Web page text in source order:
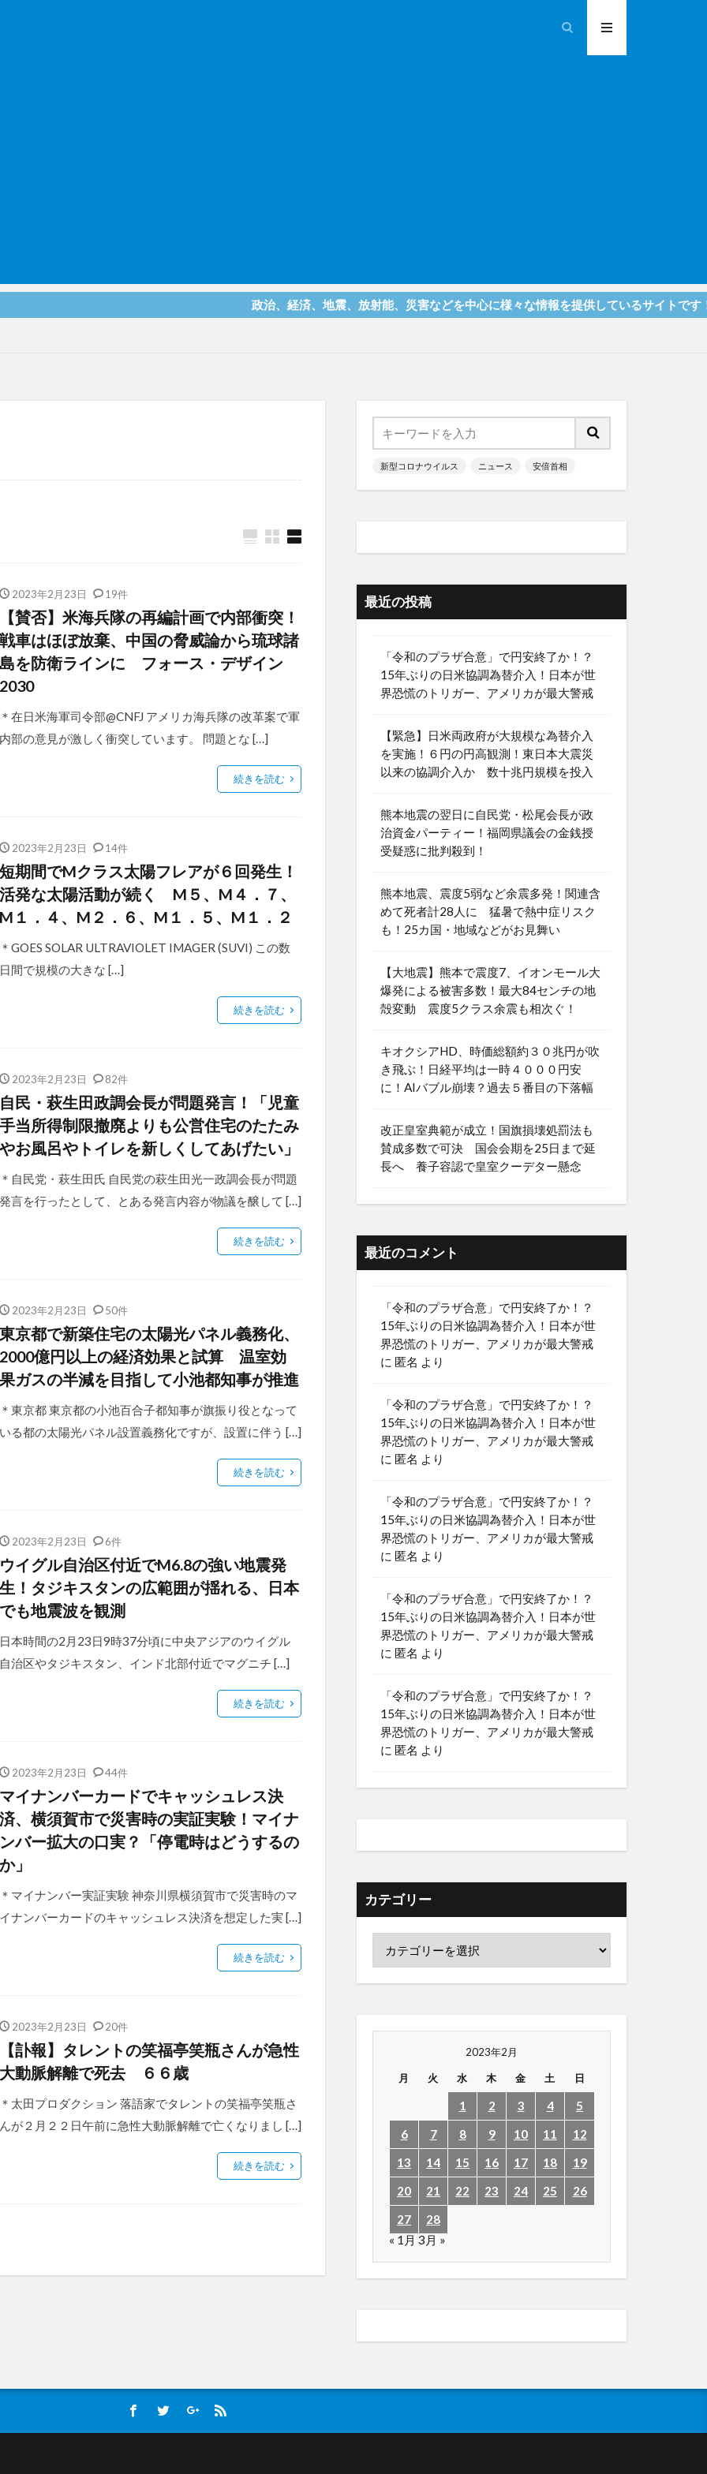
政治、経済、地震、放射能、災害などを中心に様々な情報を提供しているサイトです！
2023年2月23日 19件
【賛否】米海兵隊の再編計画で内部衝突！
戦車はほぼ放棄、中国の脅威論から琉球諸
島を防衛ラインに フォース・デザイン
2030
＊在日米海軍司令部@CNFJ アメリカ海兵隊の改革案で軍
内部の意見が激しく衝突しています。 問題とな […]
続きを読む
2023年2月23日 14件
短期間でMクラス太陽フレアが６回発生！
活発な太陽活動が続く M５、M４．７、
M１．４、M２．６、M１．５、M１．２
＊GOES SOLAR ULTRAVIOLET IMAGER (SUVI) この数
日間で規模の大きな […]
続きを読む
2023年2月23日 82件
自民・萩生田政調会長が問題発言！「児童
手当所得制限撤廃よりも公営住宅のたたみ
やお風呂やトイレを新しくしてあげたい」
＊自民党・萩生田氏 自民党の萩生田光一政調会長が問題
発言を行ったとして、とある発言内容が物議を醸して […]
続きを読む
2023年2月23日 50件
東京都で新築住宅の太陽光パネル義務化、
2000億円以上の経済効果と試算 温室効
果ガスの半減を目指して小池都知事が推進
＊東京都 東京都の小池百合子都知事が旗振り役となって
いる都の太陽光パネル設置義務化ですが、設置に伴う […]
続きを読む
2023年2月23日 6件
ウイグル自治区付近でM6.8の強い地震発
生！タジキスタンの広範囲が揺れる、日本
でも地震波を観測
日本時間の2月23日9時37分頃に中央アジアのウイグル
自治区やタジキスタン、インド北部付近でマグニチ […]
続きを読む
2023年2月23日 44件
マイナンバーカードでキャッシュレス決
済、横須賀市で災害時の実証実験！マイナ
ンバー拡大の口実？「停電時はどうするの
か」
＊マイナンバー実証実験 神奈川県横須賀市で災害時のマ
イナンバーカードのキャッシュレス決済を想定した実 […]
続きを読む
2023年2月23日 20件
【訃報】タレントの笑福亭笑瓶さんが急性
大動脈解離で死去 ６６歳
＊太田プロダクション 落語家でタレントの笑福亭笑瓶さ
んが２月２２日午前に急性大動脈解離で亡くなりまし […]
続きを読む
新型コロナウイルス ニュース 安倍首相
最近の投稿
「令和のプラザ合意」で円安終了か！？
15年ぶりの日米協調為替介入！日本が世
界恐慌のトリガー、アメリカが最大警戒
【緊急】日米両政府が大規模な為替介入
を実施！６円の円高観測！東日本大震災
以来の協調介入か 数十兆円規模を投入
熊本地震の翌日に自民党・松尾会長が政
治資金パーティー！福岡県議会の金銭授
受疑惑に批判殺到！
熊本地震、震度5弱など余震多発！関連含
めて死者計28人に 猛暑で熱中症リスク
も！25カ国・地域などがお見舞い
【大地震】熊本で震度7、イオンモール大
爆発による被害多数！最大84センチの地
殻変動 震度5クラス余震も相次ぐ！
キオクシアHD、時価総額約３０兆円が吹
き飛ぶ！日経平均は一時４０００円安
に！AIバブル崩壊？過去５番目の下落幅
改正皇室典範が成立！国旗損壊処罰法も
賛成多数で可決 国会会期を25日まで延
長へ 養子容認で皇室クーデター懸念
最近のコメント
「令和のプラザ合意」で円安終了か！？
15年ぶりの日米協調為替介入！日本が世
界恐慌のトリガー、アメリカが最大警戒
に 匿名 より
「令和のプラザ合意」で円安終了か！？
15年ぶりの日米協調為替介入！日本が世
界恐慌のトリガー、アメリカが最大警戒
に 匿名 より
「令和のプラザ合意」で円安終了か！？
15年ぶりの日米協調為替介入！日本が世
界恐慌のトリガー、アメリカが最大警戒
に 匿名 より
「令和のプラザ合意」で円安終了か！？
15年ぶりの日米協調為替介入！日本が世
界恐慌のトリガー、アメリカが最大警戒
に 匿名 より
「令和のプラザ合意」で円安終了か！？
15年ぶりの日米協調為替介入！日本が世
界恐慌のトリガー、アメリカが最大警戒
に 匿名 より
カテゴリー
2023年2月
月 火 水 木 金 土 日
1 2 3 4
5
6
7 8 9 10 11
12
13
14 15 16 17 18
19
20
21 22 23 24 25
26
27
28
« 1月 3月 »